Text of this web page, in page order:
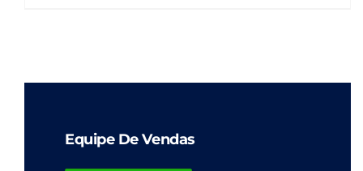
Equipe De Vendas